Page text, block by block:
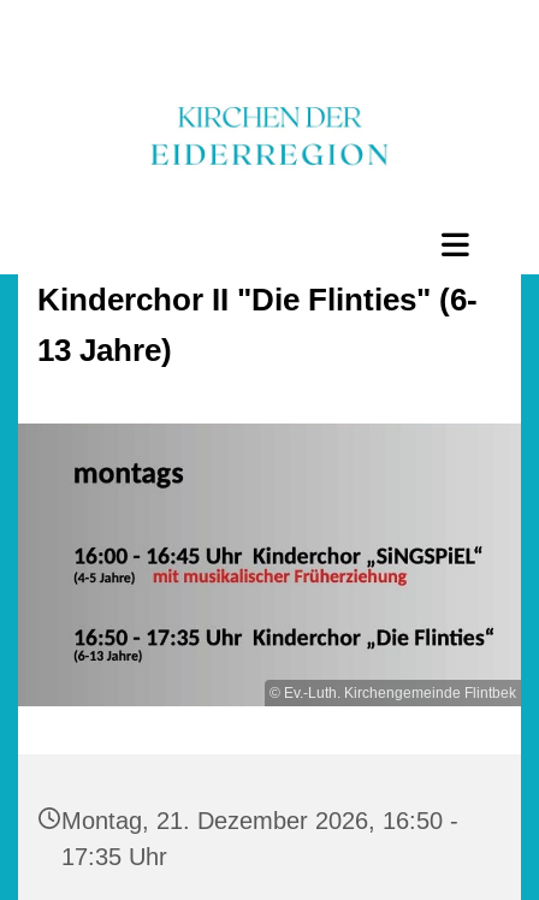
Kinderchor II "Die Flinties" (6-
13 Jahre)
© Ev.-Luth. Kirchengemeinde Flintbek
Montag, 21. Dezember 2026, 16:50 -
17:35 Uhr